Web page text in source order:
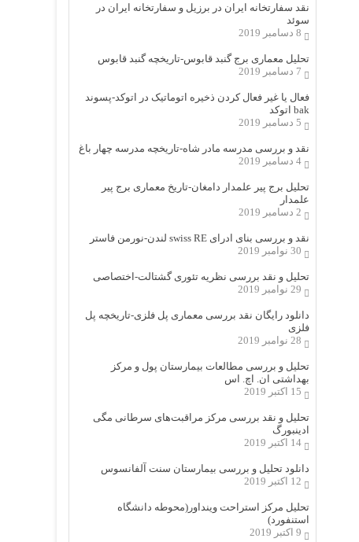
نقد سفارتخانه ایران در برزیل و سفارتخانه ایران در
سوئد
8 دسامبر 2019
تحلیل معماری برج گنبد قابوس-تاریخچه گنبد قابوس
7 دسامبر 2019
فعال یا غیر فعال کردن ذخیره اتوماتیک در اتوکد-پسوند
bak اتوکد
5 دسامبر 2019
نقد و بررسی مدرسه مادر شاه-تاریخچه مدرسه چهار باغ
4 دسامبر 2019
تحلیل برج پیر علمدار دامغان-تاریخ معماری برج پیر
علمدار
2 دسامبر 2019
نقد و بررسی بنای ادرای swiss RE لندن-نورمن فاستر
30 نوامبر 2019
تحلیل و نقد بررسی نظریه تئوری گشتالت-اختصاصی
29 نوامبر 2019
دانلود رایگان نقد بررسی معماری پل فلزی-تاریخچه پل
فلزی
28 نوامبر 2019
تحلیل و بررسی مطالعات بیمارستان پول و مرکز
بهداشتی ان. اچ. اس
15 اکتبر 2019
تحلیل و نقد بررسی مرکز مراقبت‌های سرطانی مگی
ادینبورگ
14 اکتبر 2019
دانلود تحلیل و بررسی بیمارستان سنت آلفانسوس
12 اکتبر 2019
تحلیل مرکز استراحت وینداور(محوطه دانشگاه
استنفورد)
9 اکتبر 2019